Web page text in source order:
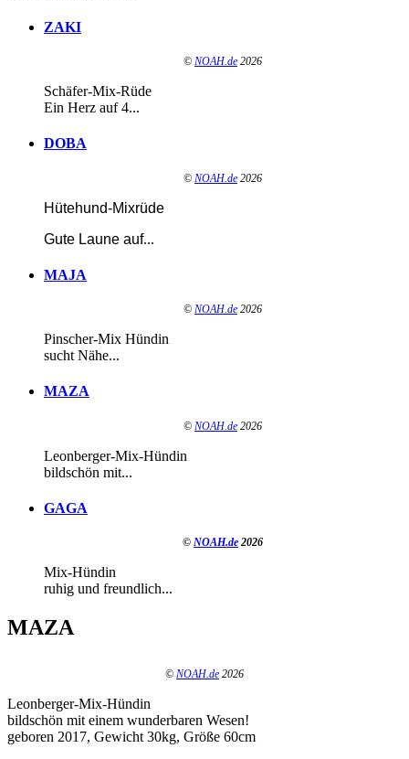
ZAKI
© NOAH.de 2026
Schäfer-Mix-Rüde
Ein Herz auf 4...
DOBA
© NOAH.de 2026
Hütehund-Mixrüde
Gute Laune auf...
MAJA
© NOAH.de 2026
Pinscher-Mix Hündin
sucht Nähe...
MAZA
© NOAH.de 2026
Leonberger-Mix-Hündin
bildschön mit...
GAGA
© NOAH.de 2026
Mix-Hündin
ruhig und freundlich...
MAZA
© NOAH.de 2026
Leonberger-Mix-Hündin
bildschön mit einem wunderbaren Wesen!
geboren 2017, Gewicht 30kg, Größe 60cm